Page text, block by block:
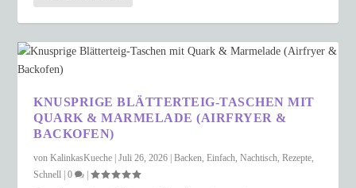
KNUSPRIGE BLÄTTERTEIG-TASCHEN MIT
QUARK & MARMELADE (AIRFRYER &
BACKOFEN)
vonKalinkasKueche |Juli 26, 2026 |Backen,Einfach,Nachtisch,Rezepte,
Schnell |0 |